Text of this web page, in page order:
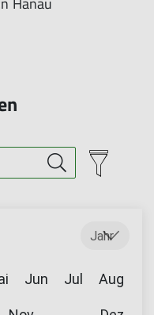
Jahr
Jun Jul Aug